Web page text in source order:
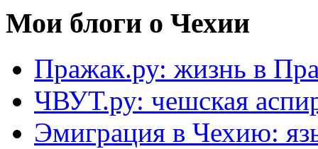
Мои блоги о Чехии
Пражак.ру: жизнь в
ЧВУТ.ру: чешская
Эмиграция в Чехию: